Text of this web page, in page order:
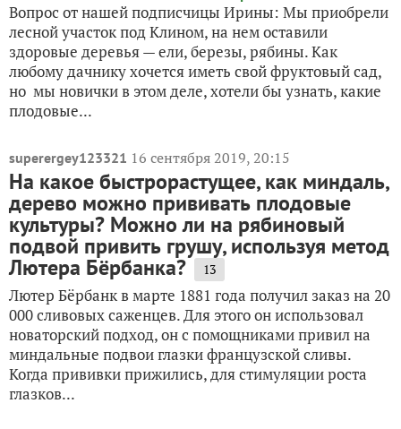
Вопрос от нашей подписчицы Ирины: Мы приобрели
лесной участок под Клином, на нем оставили
здоровые деревья — ели, березы, рябины. Как
любому дачнику хочется иметь свой фруктовый сад,
но мы новички в этом деле, хотели бы узнать, какие
плодовые...
superergey123321 16 сентября 2019, 20:15
На какое быстрорастущее, как миндаль,
дерево можно прививать плодовые
культуры? Можно ли на рябиновый
подвой привить грушу, используя метод
Лютера Бёрбанка? 13
Лютер Бёрбанк в марте 1881 года получил заказ на 20
000 сливовых саженцев. Для этого он использовал
новаторский подход, он с помощниками привил на
миндальные подвои глазки французской сливы.
Когда прививки прижились, для стимуляции роста
глазков...